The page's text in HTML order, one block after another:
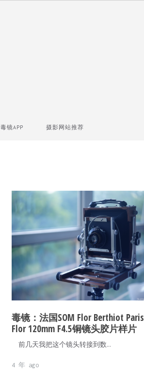
毒镜APP 摄影网站推荐
毒镜：法国SOM Flor Berthiot Paris
Flor 120mm F4.5铜镜头胶片样片
前几天我把这个镜头转接到数…
4 年 ago